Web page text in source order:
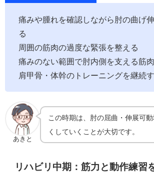
痛みや腫れを確認しながら肘の曲げ
る
周囲の筋肉の過度な緊張を整える
痛みのない範囲で肘内側を支える筋
肩甲骨・体幹のトレーニングを継続
あきと
この時期は、肘の屈曲・伸展可
くしていくことが大切です。
リハビリ中期：筋力と動作練習